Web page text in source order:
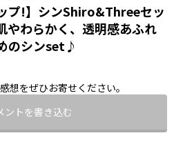
プ!】シンShiro&Threeセッ
やわらかく、透明感あふれ
のシンset♪
想をぜひお寄せください。
ントを書き込む